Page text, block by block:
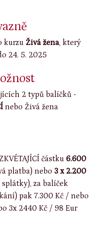
kurzu Živá žena, který
24. 5. 2025
2 typů balíčků -
nebo Živá žena
částku6.600
platba) nebo3 x 2.200
za balíček
pak 7.300 Kč / nebo
3x 2440 Kč / 98 Eur